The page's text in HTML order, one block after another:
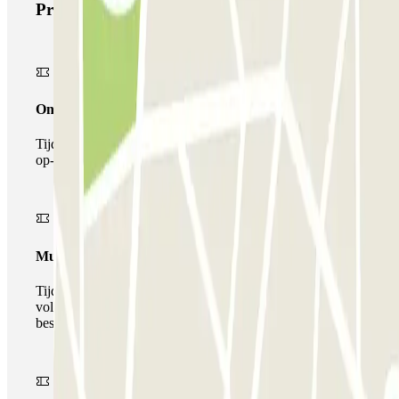
Producten van Parclick
Onepass
Tijdens je verblijf kun je de parkeerplaats maar één keer
op- en afrijden.
Multiparking pass
Tijdens uw verblijf kunt u gebruik maken van het
volledige netwerk van parkeergarages van deze operator,
beschikbaar bij Parclick.